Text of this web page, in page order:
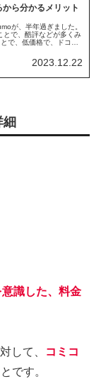
ら分かるメリット
が、半年過ぎました。
とで、酷評などが多くみ
で、低価格で、ドコモ
リット、特徴など、ま
2023.12.22
識した、料金
して、
コミコ
です。